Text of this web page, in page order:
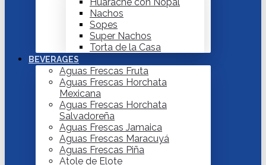
Nachos
Sopes
Super Nachos
Torta de la Casa
BEVERAGES
Aguas Frescas Fruta
Aguas Frescas Horchata
Mexicana
Aguas Frescas Horchata
Salvadoreña
Aguas Frescas Jamaica
Aguas Frescas Maracuyá
Aguas Frescas Piña
Atole de Elote